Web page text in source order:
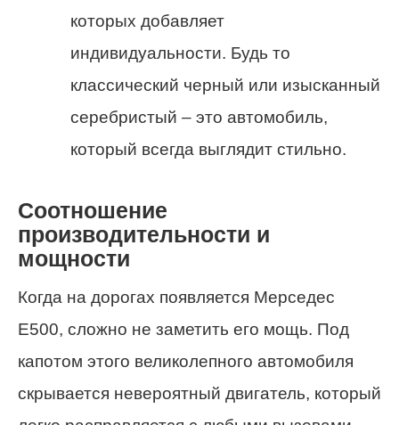
которых добавляет
индивидуальности. Будь то
классический черный или изысканный
серебристый – это автомобиль,
который всегда выглядит стильно.
Соотношение
производительности и
мощности
Когда на дорогах появляется Мерседес
Е500, сложно не заметить его мощь. Под
капотом этого великолепного автомобиля
скрывается невероятный двигатель, который